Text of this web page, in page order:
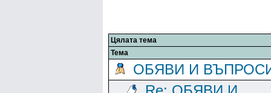
Цялата тема
Тема
ОБЯВИ И